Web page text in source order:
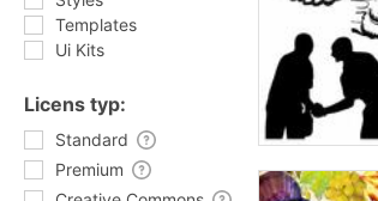
Templates
Ui Kits
Licens typ:
Standard
Premium